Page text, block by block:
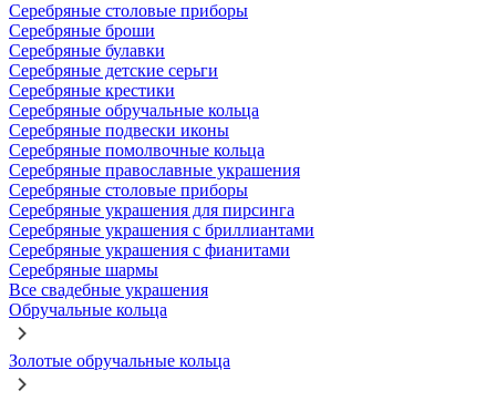
Серебряные столовые приборы
Серебряные броши
Серебряные булавки
Серебряные детские серьги
Серебряные крестики
Серебряные обручальные кольца
Серебряные подвески иконы
Серебряные помолвочные кольца
Серебряные православные украшения
Серебряные столовые приборы
Серебряные украшения для пирсинга
Серебряные украшения с бриллиантами
Серебряные украшения с фианитами
Серебряные шармы
Все свадебные украшения
Обручальные кольца
Золотые обручальные кольца